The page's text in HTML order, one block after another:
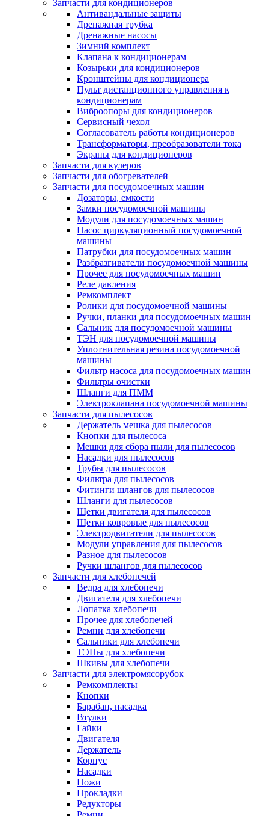
Запчасти для кондиционеров
Антивандальные защиты
Дренажная трубка
Дренажные насосы
Зимний комплект
Клапана к кондиционерам
Козырьки для кондиционеров
Кронштейны для кондиционера
Пульт дистанционного управления к
кондиционерам
Виброопоры для кондиционеров
Сервисный чехол
Согласователь работы кондиционеров
Трансформаторы, преобразователи тока
Экраны для кондиционеров
Запчасти для кулеров
Запчасти для обогревателей
Запчасти для посудомоечных машин
Дозаторы, емкости
Замки посудомоечной машины
Модули для посудомоечных машин
Насос циркуляционный посудомоечной
машины
Патрубки для посудомоечных машин
Разбразгиватели посудомоечной машины
Прочее для посудомоечных машин
Реле давления
Ремкомплект
Ролики для посудомоечной машины
Ручки, планки для посудомоечных машин
Сальник для посудомоечной машины
ТЭН для посудомоечной машины
Уплотнительная резина посудомоечной
машины
Фильтр насоса для посудомоечных машин
Фильтры очистки
Шланги для ПММ
Электроклапана посудомоечной машины
Запчасти для пылесосов
Держатель мешка для пылесосов
Кнопки для пылесоса
Мешки для сбора пыли для пылесосов
Насадки для пылесосов
Трубы для пылесосов
Фильтра для пылесосов
Фитинги шлангов для пылесосов
Шланги для пылесосов
Щетки двигателя для пылесосов
Щетки ковровые для пылесосов
Электродвигатели для пылесосов
Модули управления для пылесосов
Разное для пылесосов
Ручки шлангов для пылесосов
Запчасти для хлебопечей
Ведра для хлебопечи
Двигателя для хлебопечи
Лопатка хлебопечи
Прочее для хлебопечей
Ремни для хлебопечи
Сальники для хлебопечи
ТЭНы для хлебопечи
Шкивы для хлебопечи
Запчасти для электромясорубок
Ремкомплекты
Кнопки
Барабан, насадка
Втулки
Гайки
Двигателя
Держатель
Корпус
Насадки
Ножи
Прокладки
Редукторы